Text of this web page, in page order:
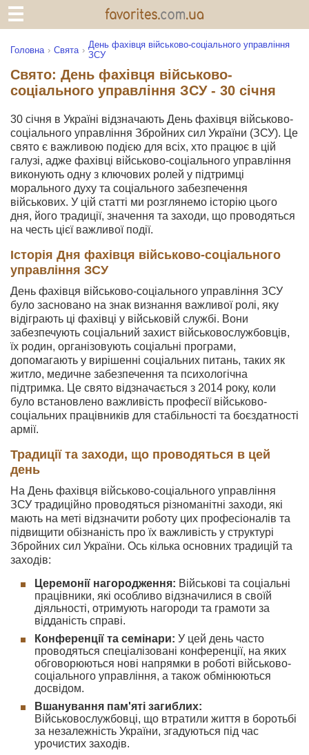
Головна Свята
День фахівця військово-соціального управління
ЗСУ
Свято: День фахівця військово-
соціального управління ЗСУ - 30 січня
30 січня в Україні відзначають День фахівця військово-
соціального управління Збройних сил України (ЗСУ). Це
свято є важливою подією для всіх, хто працює в цій
галузі, адже фахівці військово-соціального управління
виконують одну з ключових ролей у підтримці
морального духу та соціального забезпечення
військових. У цій статті ми розглянемо історію цього
дня, його традиції, значення та заходи, що проводяться
на честь цієї важливої події.
Історія Дня фахівця військово-соціального
управління ЗСУ
День фахівця військово-соціального управління ЗСУ
було засновано на знак визнання важливої ролі, яку
відіграють ці фахівці у військовій службі. Вони
забезпечують соціальний захист військовослужбовців,
їх родин, організовують соціальні програми,
допомагають у вирішенні соціальних питань, таких як
житло, медичне забезпечення та психологічна
підтримка. Це свято відзначається з 2014 року, коли
було встановлено важливість професії військово-
соціальних працівників для стабільності та боєздатності
армії.
Традиції та заходи, що проводяться в цей
день
На День фахівця військово-соціального управління
ЗСУ традиційно проводяться різноманітні заходи, які
мають на меті відзначити роботу цих професіоналів та
підвищити обізнаність про їх важливість у структурі
Збройних сил України. Ось кілька основних традицій та
заходів:
Церемонії нагородження: Військові та соціальні
працівники, які особливо відзначилися в своїй
діяльності, отримують нагороди та грамоти за
відданість справі.
Конференції та семінари: У цей день часто
проводяться спеціалізовані конференції, на яких
обговорюються нові напрямки в роботі військово-
соціального управління, а також обмінюються
досвідом.
Вшанування пам'яті загиблих:
Військовослужбовці, що втратили життя в боротьбі
за незалежність України, згадуються під час
урочистих заходів.